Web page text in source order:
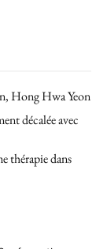
Hong Hwa Yeon
décalée avec
thérapie dans